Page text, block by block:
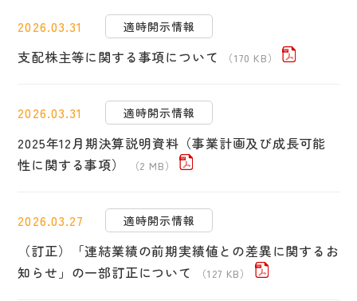
2026.03.31 適時開示情報
支配株主等に関する事項について （170 KB）
2026.03.31 適時開示情報
2025年12月期決算説明資料（事業計画及び成長可能
性に関する事項）
（2 MB）
2026.03.27 適時開示情報
（訂正）「連結業績の前期実績値との差異に関するお
知らせ」の一部訂正について
（127 KB）